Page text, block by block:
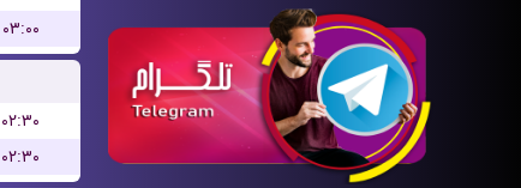
۰۳:۰۰
۰۲:۳۰
۰۲:۳۰